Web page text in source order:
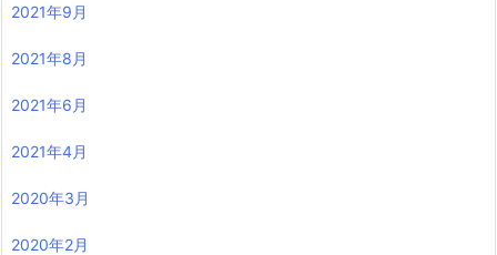
2021年9月
2021年8月
2021年6月
2021年4月
2020年3月
2020年2月